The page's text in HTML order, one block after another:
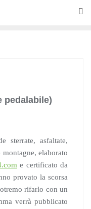
pedalabile)
sterrate, asfaltate,
elaborato
e certificato da
provato la scorsa
rifarlo con un
verrà pubblicato